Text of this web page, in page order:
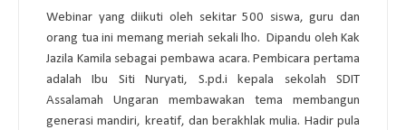
Webinar yang diikuti oleh sekitar 500 siswa, guru dan
orang tua ini memang meriah sekali lho.  Dipandu oleh Kak
Jazila Kamila sebagai pembawa acara. Pembicara pertama
adalah Ibu Siti Nuryati, S.pd.i kepala sekolah SDIT
Assalamah Ungaran membawakan tema membangun
generasi mandiri, kreatif, dan berakhlak mulia. Hadir pula